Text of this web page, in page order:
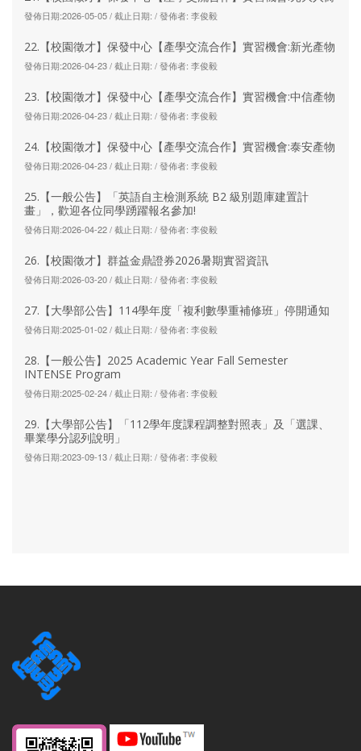
發佈日期:2026-05-05 / 截止日期: / 發佈者: 李俊毅
22.【校園徵才】保發中心【產學交流合作】實習機會:新光產物
發佈日期:2026-04-23 / 截止日期: / 發佈者: 李俊毅
23.【校園徵才】保發中心【產學交流合作】實習機會:中信產物
發佈日期:2026-04-23 / 截止日期: / 發佈者: 李俊毅
24.【校園徵才】保發中心【產學交流合作】實習機會:泰安產物
發佈日期:2026-04-23 / 截止日期: / 發佈者: 李俊毅
25.【一般公告】「英語自主檢測系統 B2 級別題庫建置計
畫」，歡迎各位同學踴躍報名參加!
發佈日期:2026-04-22 / 截止日期: / 發佈者: 李俊毅
26.【校園徵才】群益金鼎證券2026暑期實習資訊
發佈日期:2026-03-20 / 截止日期: / 發佈者: 李俊毅
27.【大學部公告】114學年度「複利數學重補修班」停開通知
發佈日期:2025-01-02 / 截止日期: / 發佈者: 李俊毅
28.【一般公告】2025 Academic Year Fall Semester
INTENSE Program
發佈日期:2025-02-24 / 截止日期: / 發佈者: 李俊毅
29.【大學部公告】「112學年度課程調整對照表」及「選課、
畢業學分認列說明」
發佈日期:2023-09-13 / 截止日期: / 發佈者: 李俊毅